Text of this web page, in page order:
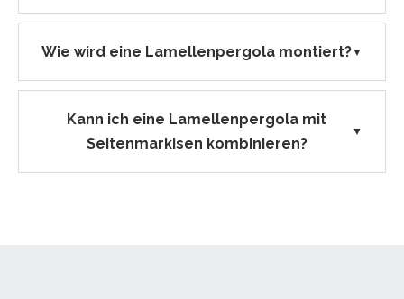
Wie wird eine Lamellenpergola montiert?▼
Kann ich eine Lamellenpergola mit
Seitenmarkisen kombinieren?
▼